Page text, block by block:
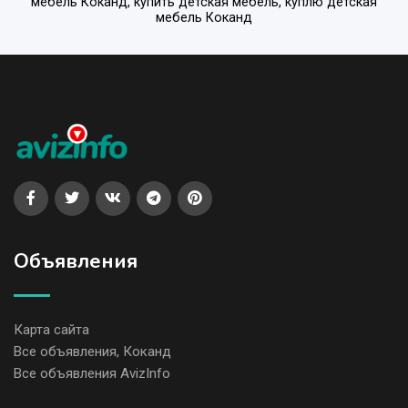
мебель Коканд
Объявления
Карта сайта
Все объявления, Коканд
Все объявления AvizInfo